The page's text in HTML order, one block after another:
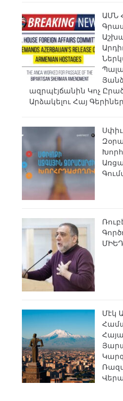
ԱՄՆ
ազրպէյճանին Կոչ
Արձակելու Հայ
Մէկ